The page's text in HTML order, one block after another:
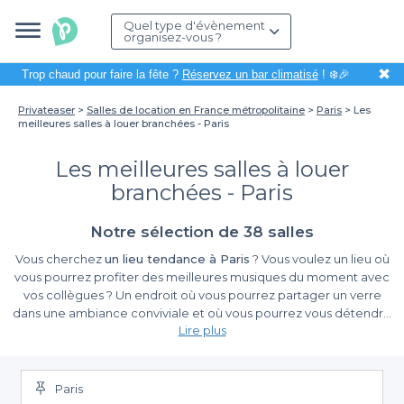
Quel type d'évènement
organisez-vous ?
Trop chaud pour faire la fête ? Réservez un bar climatisé! ❄️🎉 ✖
Privateaser Salles de location en France métropolitaine Paris
Les
meilleures salles à louer branchées - Paris
Les meilleures salles à louer
branchées - Paris
Notre sélection de 38 salles
Vous cherchezun lieu tendance à Paris ? Vous voulez un lieu où
vous pourrez profiter des meilleures musiques du moment avec
vos collègues ? Un endroit où vous pourrez partager un verre
dans une ambiance conviviale et où vous pourrez vous détendre
? Vous êtes en charge de l'organisation de la prochaine soirée
pour l'occasion ? Vous voulez organiser la fête d'anniversaire
d'un de vos collègues dans un coin tendance de la ville lumière ?
Lire plus
Paris